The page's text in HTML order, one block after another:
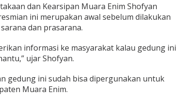
dan Kearsipan Muara Enim Shofyan
ini merupakan awal sebelum dilakukan
dan prasarana.
informasi ke masyarakat kalau gedung ini
ujar Shofyan.
gedung ini sudah bisa dipergunakan untuk
Muara Enim.